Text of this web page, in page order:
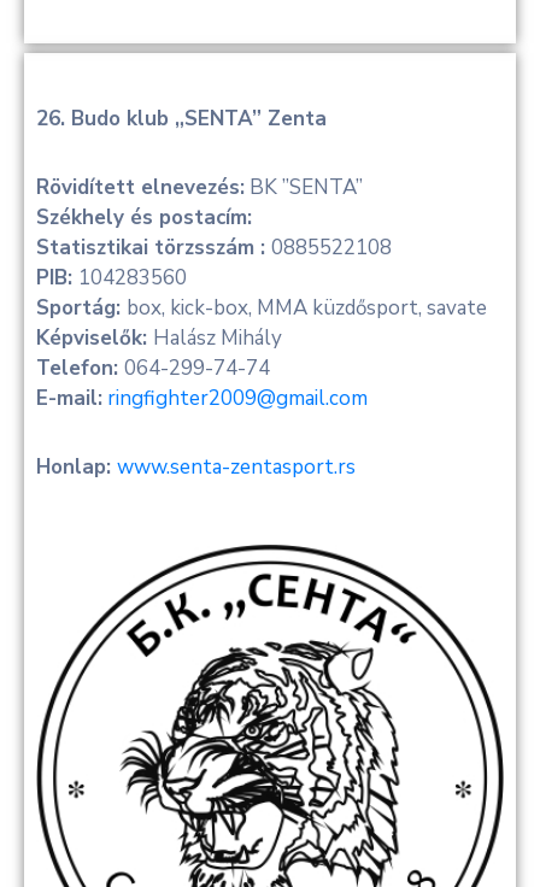
26. Budo klub „SENTA” Zenta
Rövidített elnevezés: BK ”SENTA”
Székhely és postacím:
Statisztikai törzsszám : 0885522108
PIB: 104283560
Sportág: box, kick-box, MMA küzdősport, savate
Képviselők: Halász Mihály
Telefon: 064-299-74-74
E-mail: ringfighter2009@gmail.com
Honlap: www.senta-zentasport.rs